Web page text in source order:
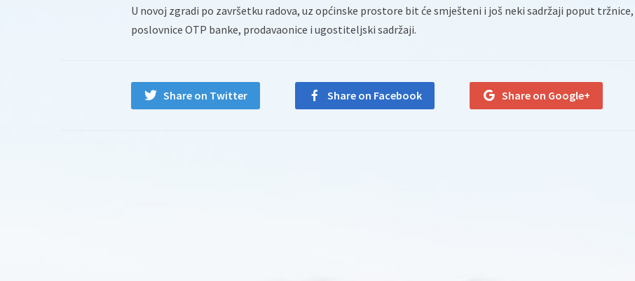
U novoj zgradi po završetku radova, uz općinske prostore bit će smješteni i još neki sadržaji poput tržnice,
poslovnice OTP banke, prodavaonice i ugostiteljski sadržaji.
Share on Twitter Share on Facebook Share on Google+